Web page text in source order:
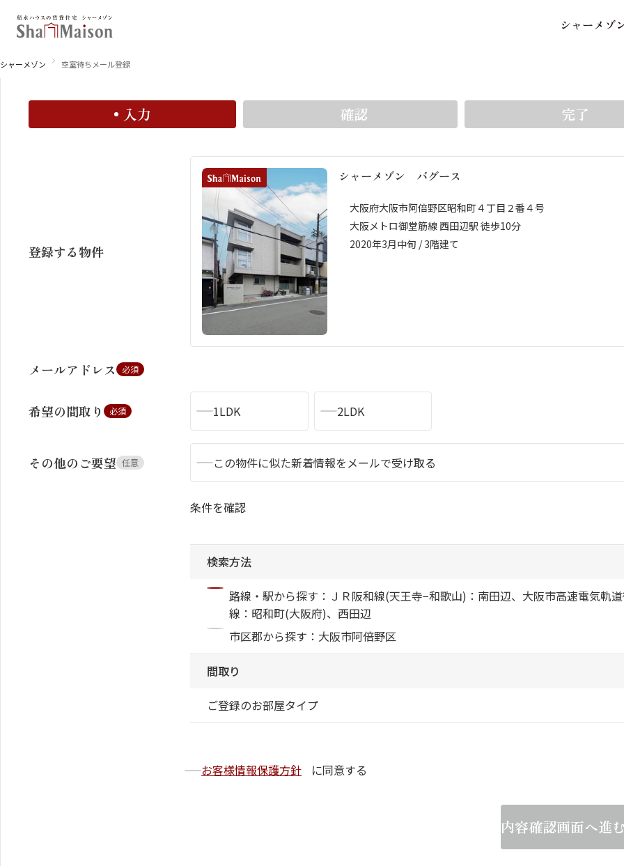
シ ャーメ ゾ
中部
中国・四国 九州
地図から探す
シャーメゾンとは シャーメゾンセレクション ルームツアー
ShaMaison STYLE
シャーメゾ
シャーメゾン 空室待ちメール登録
空室お知らせメール登録
空室お知らせメールに登録すると、この物件の空室情報をいち早く受け取ることができます。5件まで登録可能
入力 確認 完了
登録する物件
シャーメゾン バグース
大阪府大阪市阿倍野区昭和町４丁目２番４号
大阪メトロ御堂筋線 西田辺駅 徒歩10分
2020年3月中旬 / 3階建て
メールアドレス 必須
希望の間取り 必須 1LDK 2LDK
その他のご要望 任意 この物件に似た新着情報をメールで受け取る
条件を確認
検索方法
路線・駅から探す：ＪＲ阪和線(天王寺−和歌山)：南田辺、大阪市高速電気軌
線：昭和町(大阪府)、西田辺
市区郡から探す：大阪市阿倍野区
間取り
ご登録のお部屋タイプ
お客様情報保護方針 に同意する
内容確認画面へ進む